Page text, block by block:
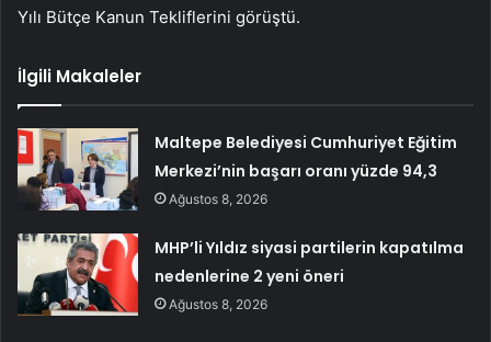
Yılı Bütçe Kanun Tekliflerini görüştü.
İlgili Makaleler
Maltepe Belediyesi Cumhuriyet Eğitim
Merkezi’nin başarı oranı yüzde 94,3
Ağustos 8, 2026
MHP’li Yıldız siyasi partilerin kapatılma
nedenlerine 2 yeni öneri
Ağustos 8, 2026